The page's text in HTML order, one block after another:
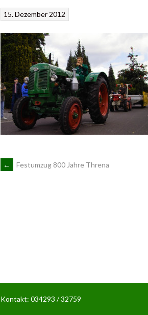
15. Dezember 2012
ARTIKEL-
← Festumzug 800 Jahre Threna
Kontakt: 034293 / 32759